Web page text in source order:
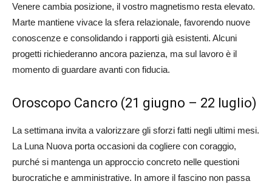
Venere cambia posizione, il vostro magnetismo resta elevato.
Marte mantiene vivace la sfera relazionale, favorendo nuove
conoscenze e consolidando i rapporti già esistenti. Alcuni
progetti richiederanno ancora pazienza, ma sul lavoro è il
momento di guardare avanti con fiducia.
Oroscopo Cancro (21 giugno – 22 luglio)
La settimana invita a valorizzare gli sforzi fatti negli ultimi mesi.
La Luna Nuova porta occasioni da cogliere con coraggio,
purché si mantenga un approccio concreto nelle questioni
burocratiche e amministrative. In amore il fascino non passa